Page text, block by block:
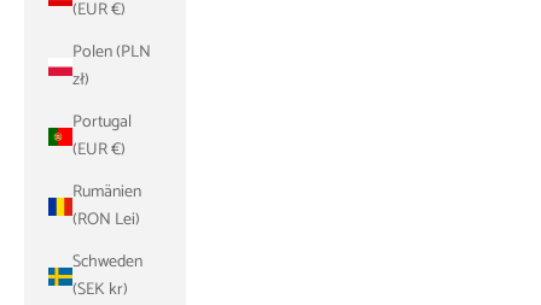
(EUR €)
Polen (PLN
zł)
Portugal
(EUR €)
Rumänien
(RON Lei)
Schweden
(SEK kr)